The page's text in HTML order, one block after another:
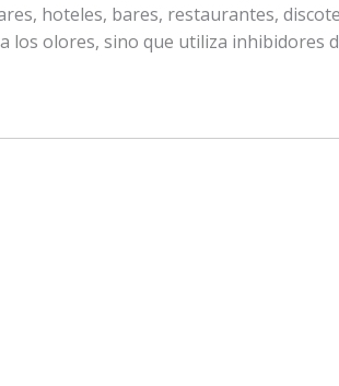
hoteles, bares, restaurantes,
los olores, sino que utiliza inhibidores